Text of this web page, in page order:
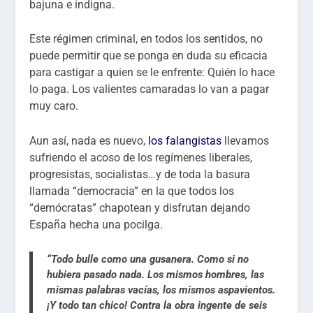
bajuna e indigna.
Este régimen criminal, en todos los sentidos, no
puede permitir que se ponga en duda su eficacia
para castigar a quien se le enfrente: Quién lo hace
lo paga. Los valientes camaradas lo van a pagar
muy caro.
Aun así, nada es nuevo, los falangistas llevamos
sufriendo el acoso de los regímenes liberales,
progresistas, socialistas…y de toda la basura
llamada “democracia” en la que todos los
“demócratas” chapotean y disfrutan dejando
España hecha una pocilga.
“Todo bulle como una gusanera. Como si no
hubiera pasado nada. Los mismos hombres, las
mismas palabras vacías, los mismos aspavientos.
¡Y todo tan chico! Contra la obra ingente de seis